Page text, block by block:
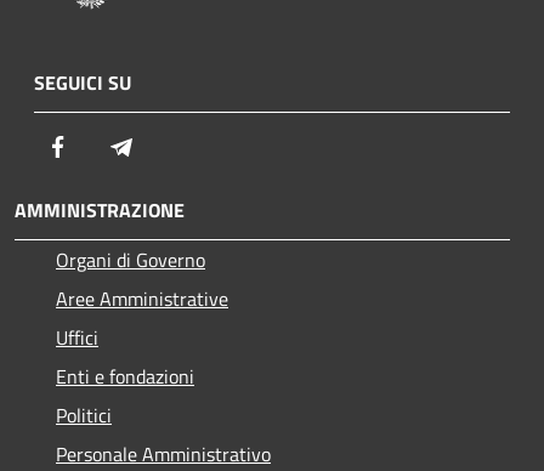
SEGUICI SU
Facebook
AMMINISTRAZIONE
Organi di Governo
Aree Amministrative
Uffici
Enti e fondazioni
Politici
Personale Amministrativo